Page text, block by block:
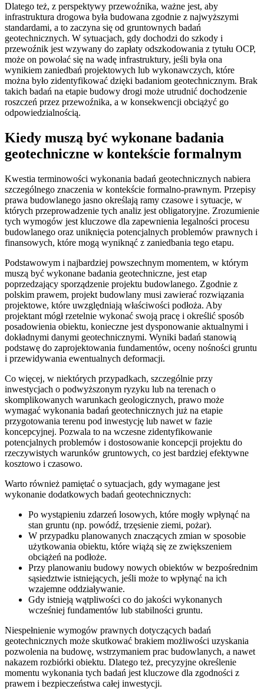
Dlatego też, z perspektywy przewoźnika, ważne jest, aby
infrastruktura drogowa była budowana zgodnie z najwyższymi
standardami, a to zaczyna się od gruntownych badań
geotechnicznych. W sytuacjach, gdy dochodzi do szkody i
przewoźnik jest wzywany do zapłaty odszkodowania z tytułu OCP,
może on powołać się na wadę infrastruktury, jeśli była ona
wynikiem zaniedbań projektowych lub wykonawczych, które
można było zidentyfikować dzięki badaniom geotechnicznym. Brak
takich badań na etapie budowy drogi może utrudnić dochodzenie
roszczeń przez przewoźnika, a w konsekwencji obciążyć go
odpowiedzialnością.
Kiedy muszą być wykonane badania
geotechniczne w kontekście formalnym
Kwestia terminowości wykonania badań geotechnicznych nabiera
szczególnego znaczenia w kontekście formalno-prawnym. Przepisy
prawa budowlanego jasno określają ramy czasowe i sytuacje, w
których przeprowadzenie tych analiz jest obligatoryjne. Zrozumienie
tych wymogów jest kluczowe dla zapewnienia legalności procesu
budowlanego oraz uniknięcia potencjalnych problemów prawnych i
finansowych, które mogą wyniknąć z zaniedbania tego etapu.
Podstawowym i najbardziej powszechnym momentem, w którym
muszą być wykonane badania geotechniczne, jest etap
poprzedzający sporządzenie projektu budowlanego. Zgodnie z
polskim prawem, projekt budowlany musi zawierać rozwiązania
projektowe, które uwzględniają właściwości podłoża. Aby
projektant mógł rzetelnie wykonać swoją pracę i określić sposób
posadowienia obiektu, konieczne jest dysponowanie aktualnymi i
dokładnymi danymi geotechnicznymi. Wyniki badań stanowią
podstawę do zaprojektowania fundamentów, oceny nośności gruntu
i przewidywania ewentualnych deformacji.
Co więcej, w niektórych przypadkach, szczególnie przy
inwestycjach o podwyższonym ryzyku lub na terenach o
skomplikowanych warunkach geologicznych, prawo może
wymagać wykonania badań geotechnicznych już na etapie
przygotowania terenu pod inwestycję lub nawet w fazie
koncepcyjnej. Pozwala to na wczesne zidentyfikowanie
potencjalnych problemów i dostosowanie koncepcji projektu do
rzeczywistych warunków gruntowych, co jest bardziej efektywne
kosztowo i czasowo.
Warto również pamiętać o sytuacjach, gdy wymagane jest
wykonanie dodatkowych badań geotechnicznych:
Po wystąpieniu zdarzeń losowych, które mogły wpłynąć na
stan gruntu (np. powódź, trzęsienie ziemi, pożar).
W przypadku planowanych znaczących zmian w sposobie
użytkowania obiektu, które wiążą się ze zwiększeniem
obciążeń na podłoże.
Przy planowaniu budowy nowych obiektów w bezpośrednim
sąsiedztwie istniejących, jeśli może to wpłynąć na ich
wzajemne oddziaływanie.
Gdy istnieją wątpliwości co do jakości wykonanych
wcześniej fundamentów lub stabilności gruntu.
Niespełnienie wymogów prawnych dotyczących badań
geotechnicznych może skutkować brakiem możliwości uzyskania
pozwolenia na budowę, wstrzymaniem prac budowlanych, a nawet
nakazem rozbiórki obiektu. Dlatego też, precyzyjne określenie
momentu wykonania tych badań jest kluczowe dla zgodności z
prawem i bezpieczeństwa całej inwestycji.